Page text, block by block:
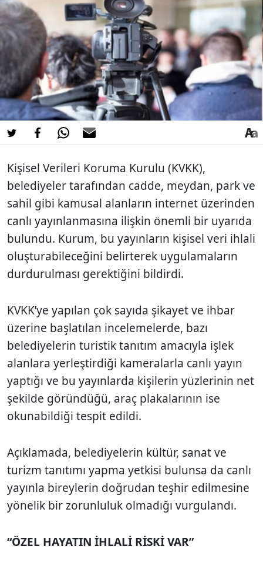
Kişisel Verileri Koruma Kurulu (KVKK),
belediyeler tarafından cadde, meydan, park ve
sahil gibi kamusal alanların internet üzerinden
canlı yayınlanmasına ilişkin önemli bir uyarıda
bulundu. Kurum, bu yayınların kişisel veri ihlali
oluşturabileceğini belirterek uygulamaların
durdurulması gerektiğini bildirdi.
KVKK’ye yapılan çok sayıda şikayet ve ihbar
üzerine başlatılan incelemelerde, bazı
belediyelerin turistik tanıtım amacıyla işlek
alanlara yerleştirdiği kameralarla canlı yayın
yaptığı ve bu yayınlarda kişilerin yüzlerinin net
şekilde göründüğü, araç plakalarının ise
okunabildiği tespit edildi.
Açıklamada, belediyelerin kültür, sanat ve
turizm tanıtımı yapma yetkisi bulunsa da canlı
yayınla bireylerin doğrudan teşhir edilmesine
yönelik bir zorunluluk olmadığı vurgulandı.
“ÖZEL HAYATIN İHLALİ RİSKİ VAR”